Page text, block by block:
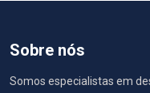
Sobre nós
Somos especialistas em